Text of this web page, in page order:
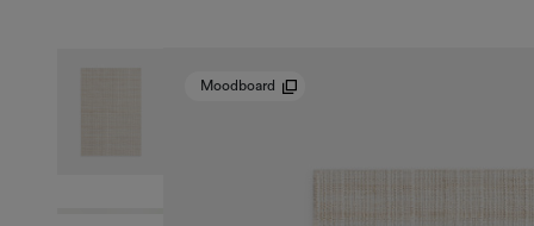
Moodboard